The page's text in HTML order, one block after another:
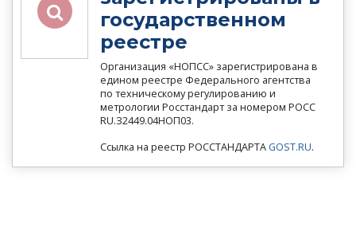
государственном
реестре
Организация «НОПСС» зарегистрирована в
едином реестре Федерального агентства
по техническому регулированию и
метрологии Росстандарт за номером РОСС
RU.З2449.04НОП03.
Ссылка на реестр РОССТАНДАРТА GOST.RU.